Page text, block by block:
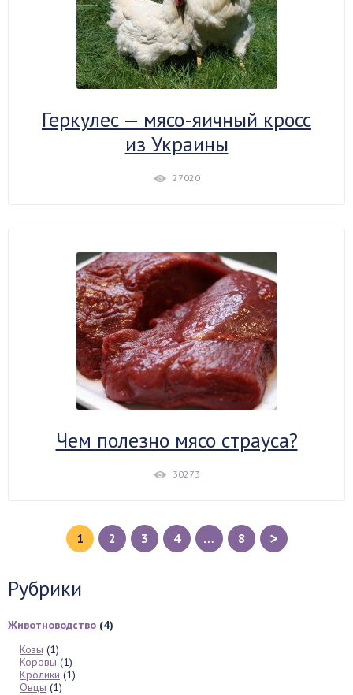
Геркулес — мясо-яичный кросс
из Украины
27020
Чем полезно мясо страуса?
30273
1 2 3 4 … 8 >
Рубрики
Животноводство (4)
Козы (1)
Коровы (1)
Кролики (1)
Овцы (1)